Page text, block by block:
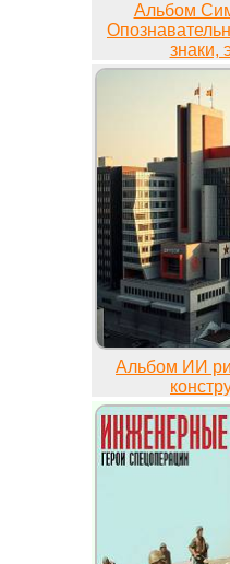
Альбом
знаки,
Альбом ИИ